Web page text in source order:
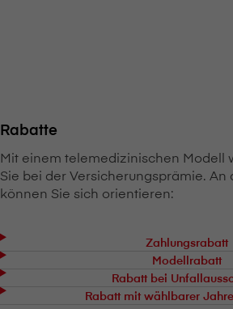
Rabatte
Mit einem telemedizinischen Modell
Sie bei der Versicherungsprämie. An
können Sie sich orientieren:
Zahlungsrabatt
Modellrabatt
Rabatt bei
Rabatt mit wählbarer